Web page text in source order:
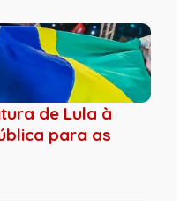
de Lula à
para as